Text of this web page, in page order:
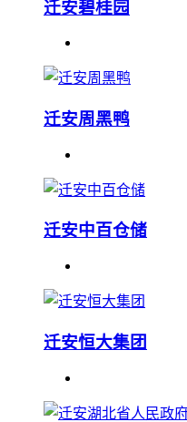
迁安碧桂园
迁安周黑鸭
迁安中百仓储
迁安恒大集团